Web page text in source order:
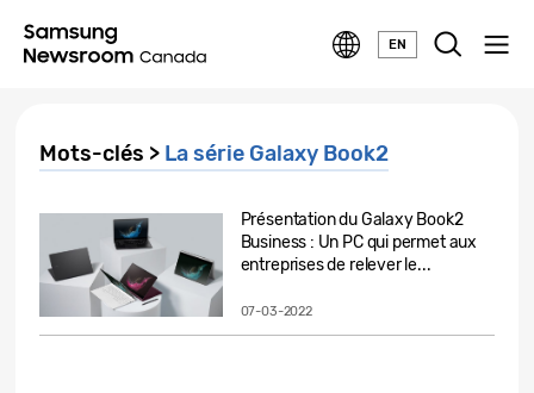
EN
Mots-clés > La série Galaxy Book2
Présentation du Galaxy Book2
Business : Un PC qui permet aux
entreprises de relever le...
07-03-2022